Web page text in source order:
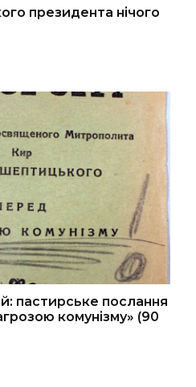
президента нічого
пастирське послання
комунізму» (90